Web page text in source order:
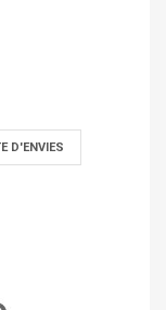
D'ENVIES